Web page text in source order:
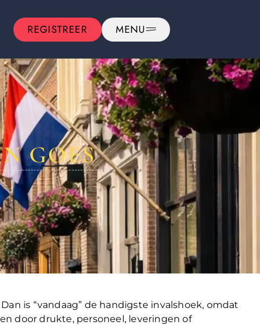
REGISTREER MENU
GOES
Dan is “vandaag” de handigste invalshoek, omdat
door drukte, personeel, leveringen of